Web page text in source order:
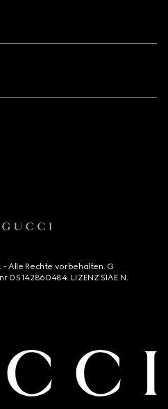
- Alle Rechte vorbehalten. G
05142860484. LIZENZ SIAE N.